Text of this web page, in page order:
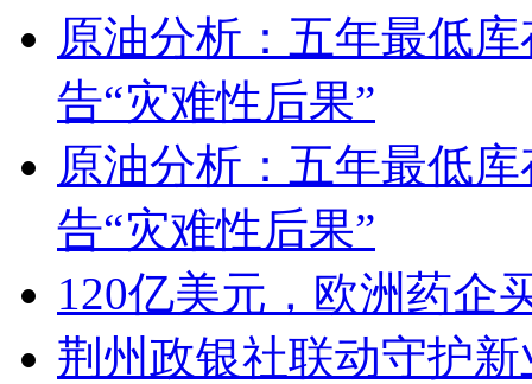
原油分析：五年最低
告“灾难性后果”
原油分析：五年最低
告“灾难性后果”
120亿美元，欧洲药企
荆州政银社联动守护